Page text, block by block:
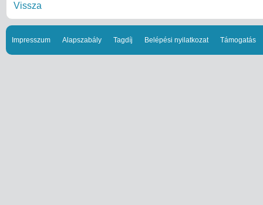
Vissza
Impresszum Alapszabály Tagdíj Belépési nyilatkozat Támogatás